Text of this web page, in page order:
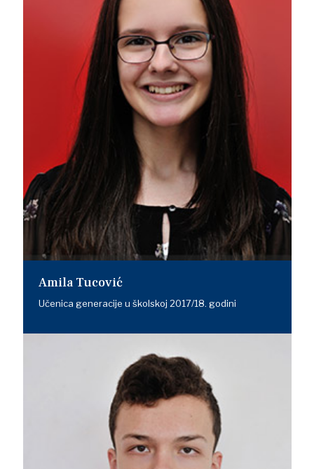
Amila Tucović
Učenica generacije u školskoj 2017/18. godini